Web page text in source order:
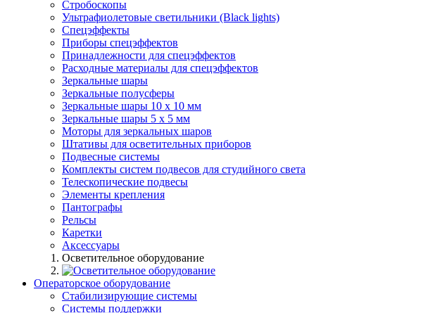
Стробоскопы
Ультрафиолетовые светильники (Black lights)
Спецэффекты
Приборы спецэффектов
Принадлежности для спецэффектов
Расходные материалы для спецэффектов
Зеркальные шары
Зеркальные полусферы
Зеркальные шары 10 х 10 мм
Зеркальные шары 5 х 5 мм
Моторы для зеркальных шаров
Штативы для осветительных приборов
Подвесные системы
Комплекты систем подвесов для студийного света
Телескопические подвесы
Элементы крепления
Пантографы
Рельсы
Каретки
Аксессуары
Осветительное оборудование
Операторское оборудование
Стабилизирующие системы
Системы поддержки